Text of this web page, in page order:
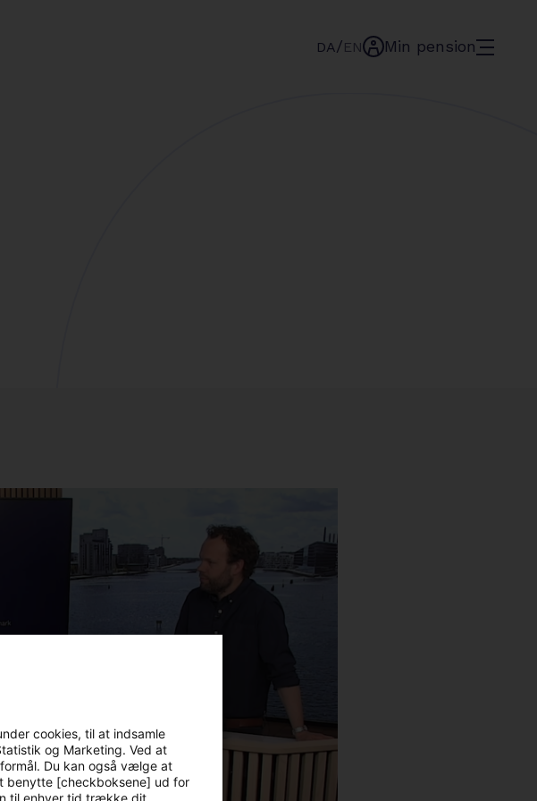
DA/ENmin-Min pensionmenu
cookies, til at indsamle
og Marketing. Ved at
Du kan også vælge at
benytte [checkboksene] ud for
til enhver tid trække dit